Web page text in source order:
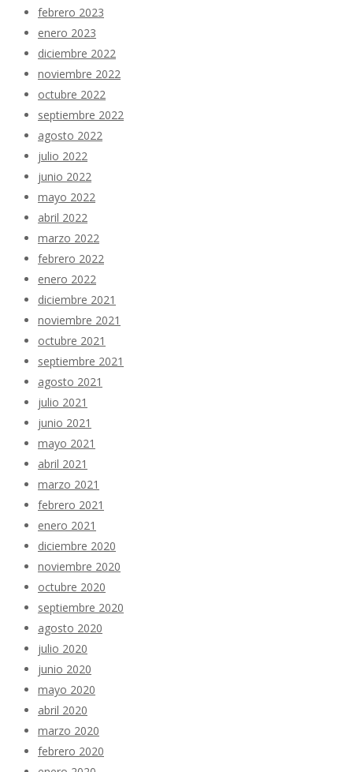
febrero 2023
enero 2023
diciembre 2022
noviembre 2022
octubre 2022
septiembre 2022
agosto 2022
julio 2022
junio 2022
mayo 2022
abril 2022
marzo 2022
febrero 2022
enero 2022
diciembre 2021
noviembre 2021
octubre 2021
septiembre 2021
agosto 2021
julio 2021
junio 2021
mayo 2021
abril 2021
marzo 2021
febrero 2021
enero 2021
diciembre 2020
noviembre 2020
octubre 2020
septiembre 2020
agosto 2020
julio 2020
junio 2020
mayo 2020
abril 2020
marzo 2020
febrero 2020